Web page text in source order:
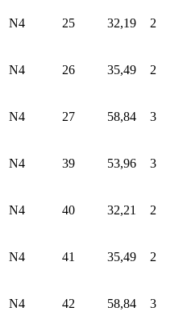
N4 25 32,19 2
N4 26 35,49 2
N4 27 58,84 3
N4 39 53,96 3
N4 40 32,21 2
N4 41 35,49 2
N4 42 58,84 3